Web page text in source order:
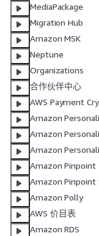
MediaPackage
Migration Hub
Amazon MSK
Neptune
Organizations
合作伙伴中心
AWS Payment
Amazon
Amazon
Amazon
Amazon Pinpoint
Amazon Pinpoint
Amazon Polly
AWS 价目表
Amazon RDS